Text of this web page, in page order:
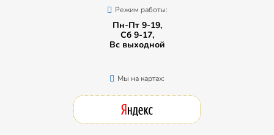
Режим работы:
Пн-Пт 9-19,
Сб 9-17,
Вс выходной
Мы на картах: